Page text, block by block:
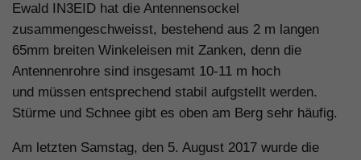
Ewald IN3EID hat die Antennensockel
zusammengeschweisst, bestehend aus 2 m langen
65mm breiten Winkeleisen mit Zanken, denn die
Antennenrohre sind insgesamt 10-11 m hoch
und müssen entsprechend stabil aufgstellt werden.
Stürme und Schnee gibt es oben am Berg sehr häufig.
Am letzten Samstag, den 5. August 2017 wurde die